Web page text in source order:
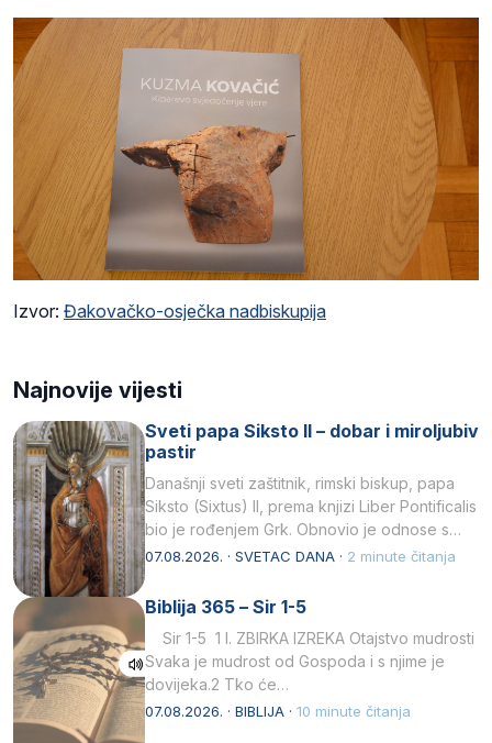
Izvor: Đakovačko-osječka nadbiskupija
Najnovije vijesti
Sveti papa Siksto II – dobar i miroljubiv
pastir
Današnji sveti zaštitnik, rimski biskup, papa
Siksto (Sixtus) II, prema knjizi Liber Pontificalis
bio je rođenjem Grk. Obnovio je odnose s
afričkim…
07.08.2026. · SVETAC DANA · 2 minute čitanja
Biblija 365 – Sir 1-5
Sir 1-5 1 I. ZBIRKA IZREKA Otajstvo mudrosti
Svaka je mudrost od Gospoda i s njime je
dovijeka.2 Tko će…
07.08.2026. · BIBLIJA · 10 minute čitanja